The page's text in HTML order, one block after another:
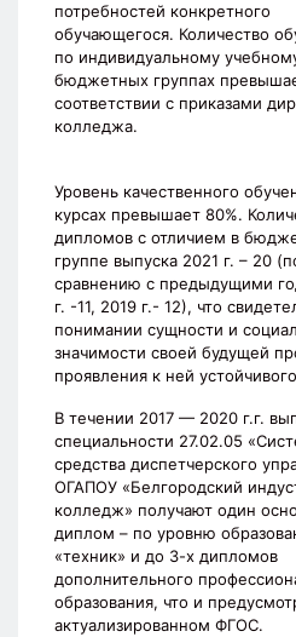
потребностей конкретного
обучающегося. Количество
по индивидуальному
бюджетных группах
соответствии с приказами
колледжа.
Уровень качественного
курсах превышает 80%.
дипломов с отличием в
группе выпуска 2021 г. – 20
сравнению с предыдущими
г. -11, 2019 г.- 12), что
понимании сущности и
значимости своей будущей
проявления к ней
В течении 2017 — 2020 г.г.
специальности 27.02.05
средства диспетчерского
ОГАПОУ «Белгородский
колледж» получают один
диплом – по уровню
«техник» и до 3-х дипломов
дополнительного
образования, что и
актуализированном ФГОС.